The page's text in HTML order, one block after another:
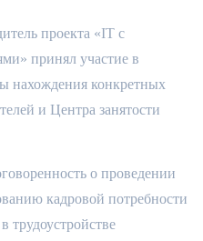
проекта «IT с
принял участие в
нахождения конкретных
и Центра занятости
о проведении
кадровой потребности
трудоустройстве